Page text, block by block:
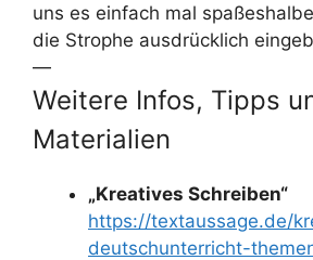
uns es einfach mal
die Strophe ausdrücklich
—
Weitere Infos, Tipps
Materialien
„Kreatives Schreiben“
https://textaussage.de/
deutschunterricht-